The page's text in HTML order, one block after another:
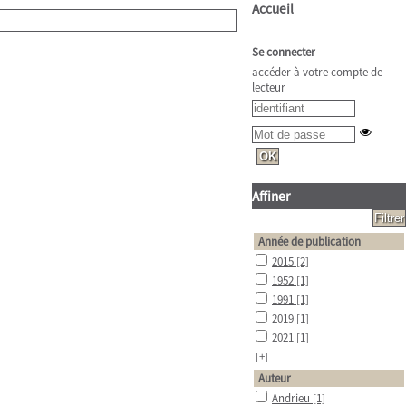
Accueil
Se connecter
accéder à votre compte de
lecteur
Affiner
Année de publication
2015 [2]
1952 [1]
1991 [1]
2019 [1]
2021 [1]
[+]
Auteur
Andrieu [1]